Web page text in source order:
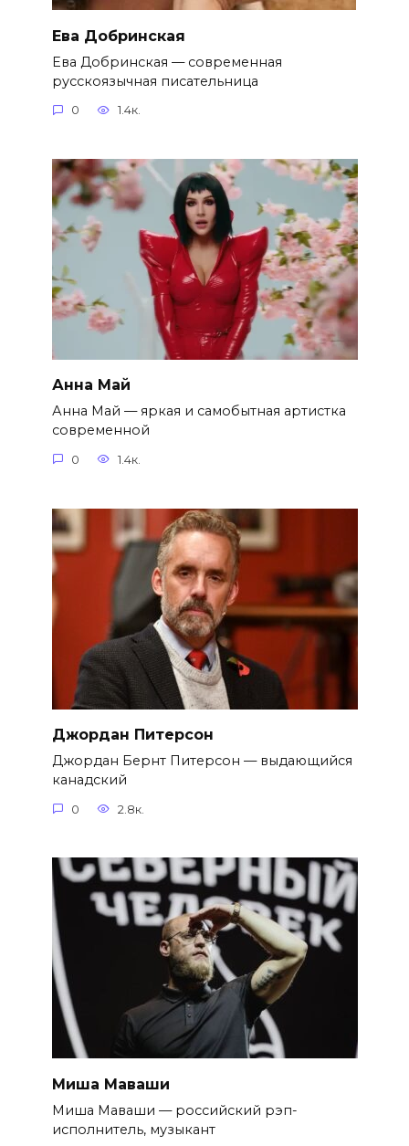
Ева Добринская
Ева Добринская — современная
русскоязычная писательница
0 1.4к.
Анна Май
Анна Май — яркая и самобытная артистка
современной
0 1.4к.
Джордан Питерсон
Джордан Бернт Питерсон — выдающийся
канадский
0 2.8к.
Миша Маваши
Миша Маваши — российский рэп-
исполнитель, музыкант